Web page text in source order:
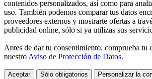
contenidos personalizados, así como para
uso. También podemos comparar tus datos
proveedores externos y mostrarte ofertas a
publicidad online, sólo si ya utilizas sus
Antes de dar tu consentimiento, comprueba tu
nuestroAviso de Protección de Datos.
Aceptar Sólo obligatorios Personalizar la